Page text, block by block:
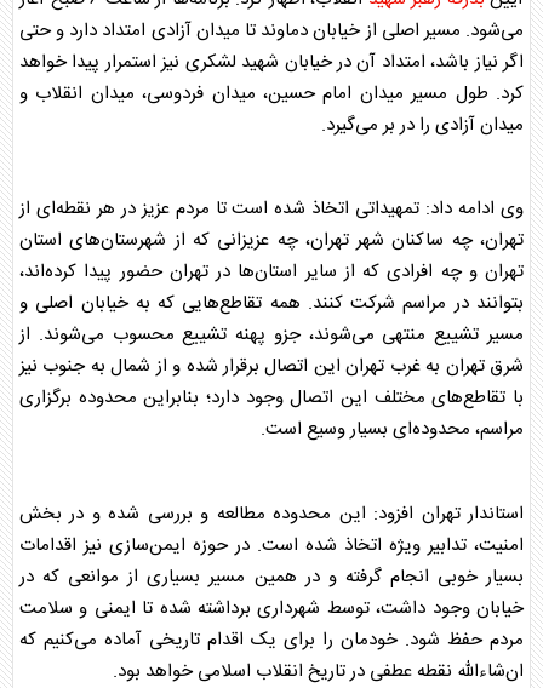
می‌شود. مسیر اصلی از خیابان دماوند تا میدان آزادی امتداد دارد و حتی
اگر نیاز باشد، امتداد آن در خیابان شهید لشکری نیز استمرار پیدا خواهد
کرد. طول مسیر میدان امام حسین، میدان فردوسی، میدان انقلاب و
میدان آزادی را در بر می‌گیرد.
وی ادامه داد: تمهیداتی اتخاذ شده است تا مردم عزیز در هر نقطه‌ای از
تهران، چه ساکنان شهر تهران، چه عزیزانی که از شهرستان‌های استان
تهران و چه افرادی که از سایر استان‌ها در تهران حضور پیدا کرده‌اند،
بتوانند در مراسم شرکت کنند. همه تقاطع‌هایی که به خیابان اصلی و
مسیر تشییع منتهی می‌شوند، جزو پهنه تشییع محسوب می‌شوند. از
شرق تهران به غرب تهران این اتصال برقرار شده و از شمال به جنوب نیز
با تقاطع‌های مختلف این اتصال وجود دارد؛ بنابراین محدوده برگزاری
مراسم، محدوده‌ای بسیار وسیع است.
استاندار تهران افزود: این محدوده مطالعه و بررسی شده و در بخش
امنیت، تدابیر ویژه اتخاذ شده است. در حوزه ایمن‌سازی نیز اقدامات
بسیار خوبی انجام گرفته و در همین مسیر بسیاری از موانعی که در
خیابان وجود داشت، توسط شهرداری برداشته شده تا ایمنی و سلامت
مردم حفظ شود. خودمان را برای یک اقدام تاریخی آماده می‌کنیم که
ان‌شاءالله نقطه عطفی در تاریخ انقلاب اسلامی خواهد بود.